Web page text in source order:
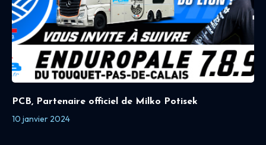
PCB, Partenaire officiel de Milko Potisek
10 janvier 2024